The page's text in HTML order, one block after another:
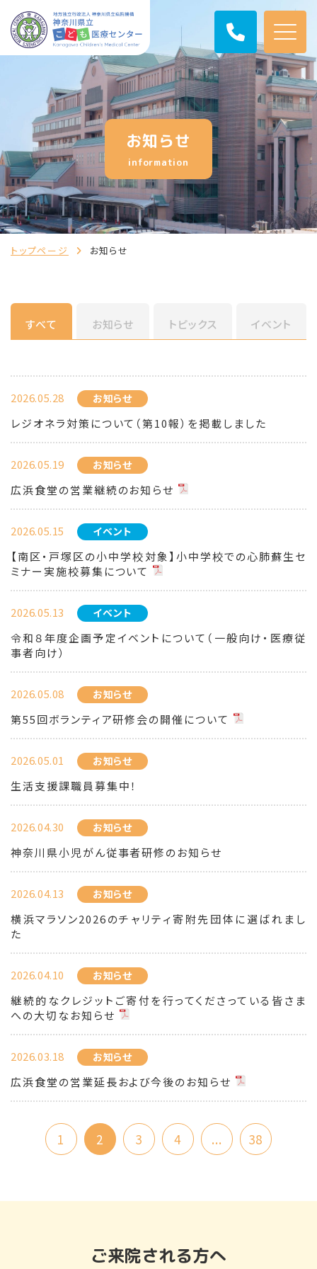
お知らせ
information
トップページ お知らせ
すべて お知らせ トピックス イベント
2026.05.28 お知らせ
レジオネラ対策について（第10報）を掲載しました
2026.05.19 お知らせ
広浜食堂の営業継続のお知らせ
2026.05.15 イベント
【南区・戸塚区の小中学校対象】小中学校での心肺蘇生セ
ミナー実施校募集について
2026.05.13 イベント
令和８年度企画予定イベントについて（一般向け・医療従
事者向け）
2026.05.08 お知らせ
第55回ボランティア研修会の開催について
2026.05.01 お知らせ
生活支援課職員募集中！
2026.04.30 お知らせ
神奈川県小児がん従事者研修のお知らせ
2026.04.13 お知らせ
横浜マラソン2026のチャリティ寄附先団体に選ばれまし
た
2026.04.10 お知らせ
継続的なクレジットご寄付を行ってくださっている皆さま
への大切なお知らせ
2026.03.18 お知らせ
広浜食堂の営業延長および今後のお知らせ
1 2 3 4 ... 38
ご来院される方へ